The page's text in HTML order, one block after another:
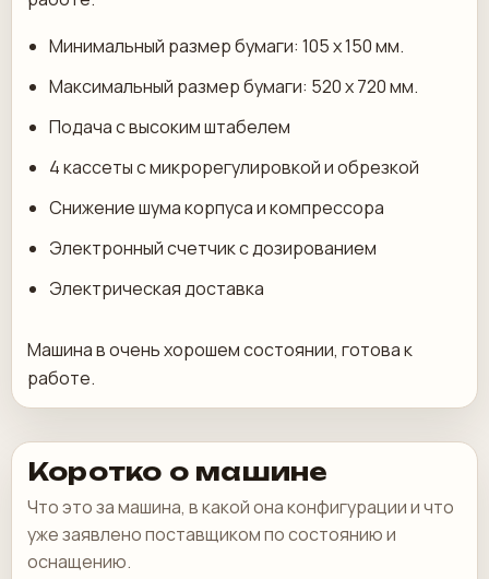
Минимальный размер бумаги: 105 х 150 мм.
Максимальный размер бумаги: 520 x 720 мм.
Подача с высоким штабелем
4 кассеты с микрорегулировкой и обрезкой
Снижение шума корпуса и компрессора
Электронный счетчик с дозированием
Электрическая доставка
Машина в очень хорошем состоянии, готова к
работе.
Коротко о машине
Что это за машина, в какой она конфигурации и что
уже заявлено поставщиком по состоянию и
оснащению.